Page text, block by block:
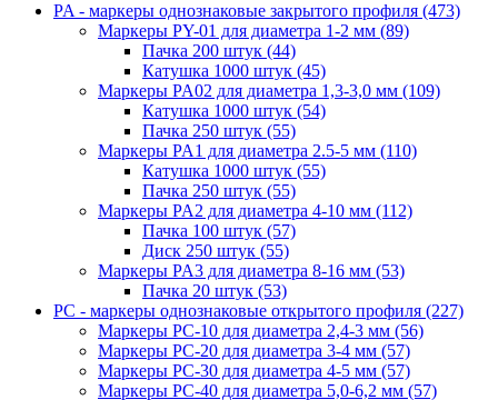
PA - маркеры однознаковые закрытого профиля (473)
Маркеры PY-01 для диаметра 1-2 мм (89)
Пачка 200 штук (44)
Катушка 1000 штук (45)
Маркеры PA02 для диаметра 1,3-3,0 мм (109)
Катушка 1000 штук (54)
Пачка 250 штук (55)
Маркеры PA1 для диаметра 2.5-5 мм (110)
Катушка 1000 штук (55)
Пачка 250 штук (55)
Маркеры PA2 для диаметра 4-10 мм (112)
Пачка 100 штук (57)
Диск 250 штук (55)
Маркеры PA3 для диаметра 8-16 мм (53)
Пачка 20 штук (53)
PC - маркеры однознаковые открытого профиля (227)
Маркеры PC-10 для диаметра 2,4-3 мм (56)
Маркеры PC-20 для диаметра 3-4 мм (57)
Маркеры PC-30 для диаметра 4-5 мм (57)
Маркеры PC-40 для диаметра 5,0-6,2 мм (57)